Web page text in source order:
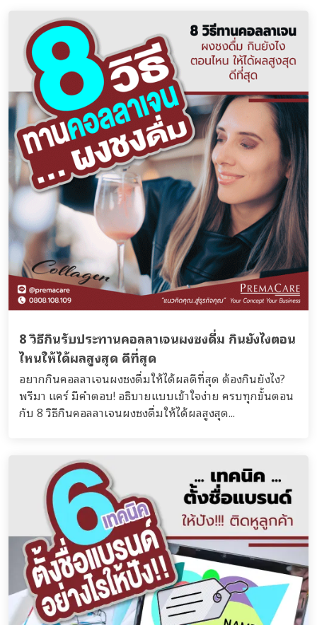
8 วิธีกินรับประทานคอลลาเจนผงชงดื่ม กินยังไงตอน
ไหนให้ได้ผลสูงสุด ดีที่สุด
อยากกินคอลลาเจนผงชงดื่มให้ได้ผลดีที่สุด ต้องกินยังไง?
พรีมา แคร์ มีคำตอบ! อธิบายแบบเข้าใจง่าย ครบทุกขั้นตอน
กับ 8 วิธีกินคอลลาเจนผงชงดื่มให้ได้ผลสูงสุด...